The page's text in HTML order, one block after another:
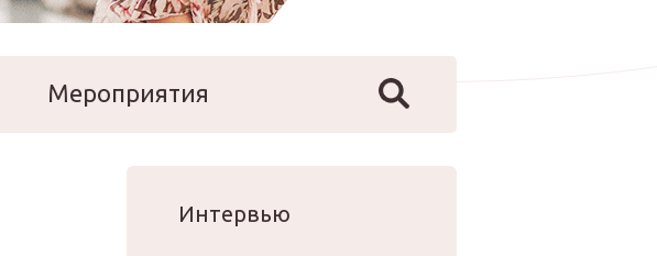
Мероприятия
Интервью